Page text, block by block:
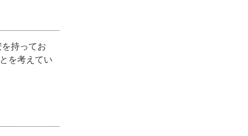
持ってお
を考えてい